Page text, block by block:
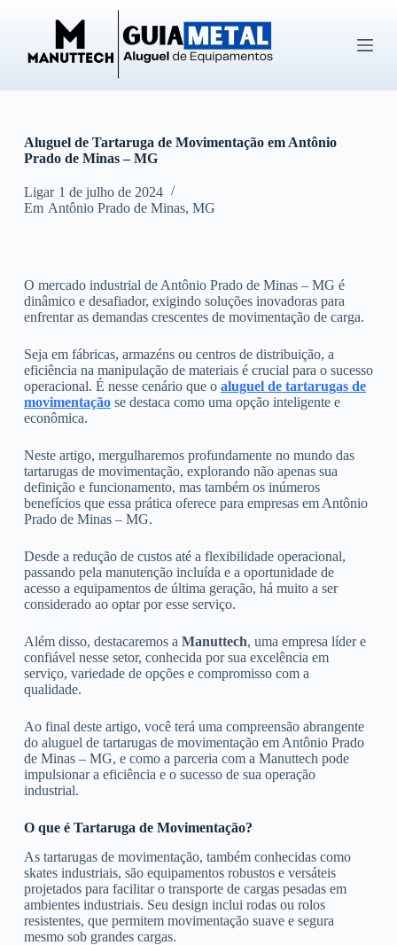
o
o
n
o
Aluguel de Tartaruga de Movimentação em Antônio
Prado de Minas – MG
Ligar 1 de julho de 2024
Em Antônio Prado de Minas, MG
O mercado industrial de Antônio Prado de Minas – MG é
dinâmico e desafiador, exigindo soluções inovadoras para
enfrentar as demandas crescentes de movimentação de carga.
Seja em fábricas, armazéns ou centros de distribuição, a
eficiência na manipulação de materiais é crucial para o sucesso
operacional. É nesse cenário que o aluguel de tartarugas de
movimentaçãose destaca como uma opção inteligente e
econômica.
Neste artigo, mergulharemos profundamente no mundo das
tartarugas de movimentação, explorando não apenas sua
definição e funcionamento, mas também os inúmeros
benefícios que essa prática oferece para empresas em Antônio
Prado de Minas – MG.
Desde a redução de custos até a flexibilidade operacional,
passando pela manutenção incluída e a oportunidade de
acesso a equipamentos de última geração, há muito a ser
considerado ao optar por esse serviço.
Além disso, destacaremos a Manuttech, uma empresa líder e
confiável nesse setor, conhecida por sua excelência em
serviço, variedade de opções e compromisso com a
qualidade.
Ao final deste artigo, você terá uma compreensão abrangente
do aluguel de tartarugas de movimentação em Antônio Prado
de Minas – MG, e como a parceria com a Manuttech pode
impulsionar a eficiência e o sucesso de sua operação
industrial.
O que é Tartaruga de Movimentação?
As tartarugas de movimentação, também conhecidas como
skates industriais, são equipamentos robustos e versáteis
projetados para facilitar o transporte de cargas pesadas em
ambientes industriais. Seu design inclui rodas ou rolos
resistentes, que permitem movimentação suave e segura
mesmo sob grandes cargas.